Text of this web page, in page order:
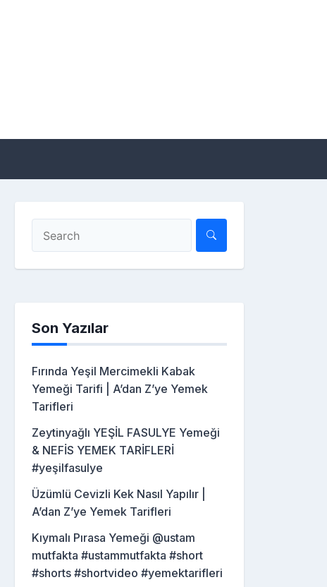
Son Yazılar
Fırında Yeşil Mercimekli Kabak
Yemeği Tarifi | A’dan Z’ye Yemek
Tarifleri
Zeytinyağlı YEŞİL FASULYE Yemeği
& NEFİS YEMEK TARİFLERİ
#yeşilfasulye
Üzümlü Cevizli Kek Nasıl Yapılır |
A’dan Z’ye Yemek Tarifleri
Kıymalı Pırasa Yemeği @ustam
mutfakta #ustammutfakta #short
#shorts #shortvideo #yemektarifleri